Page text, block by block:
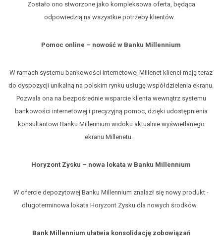
Zostało ono stworzone jako kompleksowa oferta, będąca
odpowiedzią na wszystkie potrzeby klientów.
Pomoc online – nowość w Banku Millennium
W ramach systemu bankowości internetowej Millenet klienci mają teraz
do dyspozycji unikalną na polskim rynku usługę współdzielenia ekranu.
Pozwala ona na bezpośrednie wsparcie klienta wewnątrz systemu
bankowości internetowej i precyzyjną pomoc, dzięki udostępnienia
konsultantowi Banku Millennium widoku aktualnie wyświetlanego
ekranu Millenetu.
Horyzont Zysku – nowa lokata w Banku Millennium
W ofercie depozytowej Banku Millennium znalazł się nowy produkt -
długoterminowa lokata Horyzont Zysku dla nowych środków.
Bank Millennium ułatwia konsolidację zobowiązań